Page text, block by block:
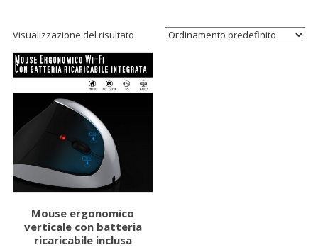
Visualizzazione del risultato
Mouse ergonomico
verticale con batteria
ricaricabile inclusa